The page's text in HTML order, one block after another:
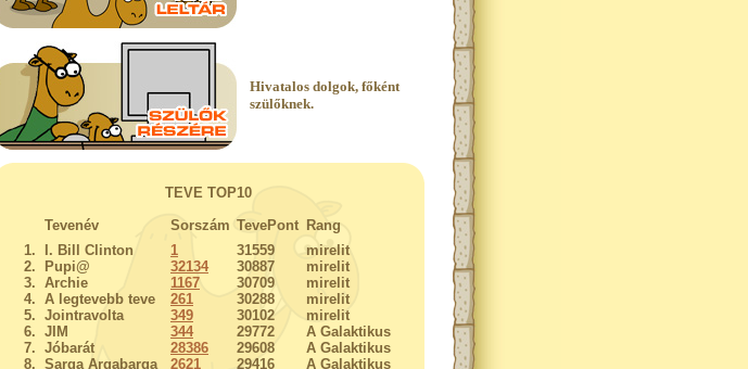
Hivatalos dolgok, főként
szülőknek.
TEVE TOP10
Tevenév
Sorszám TevePont Rang
1.
I. Bill Clinton 1 31559
mirelit
2.
Pupi@ 32134 30887
mirelit
3. Archie 1167 30709
mirelit
4. A legtevebb teve 261 30288
mirelit
5. Jointravolta 349 30102
mirelit
6. JIM 344 29772
A Galaktikus
7. Jóbarát 28386 29608
A Galaktikus
8. Sarga Argabarga 2621 29416 A Galaktikus